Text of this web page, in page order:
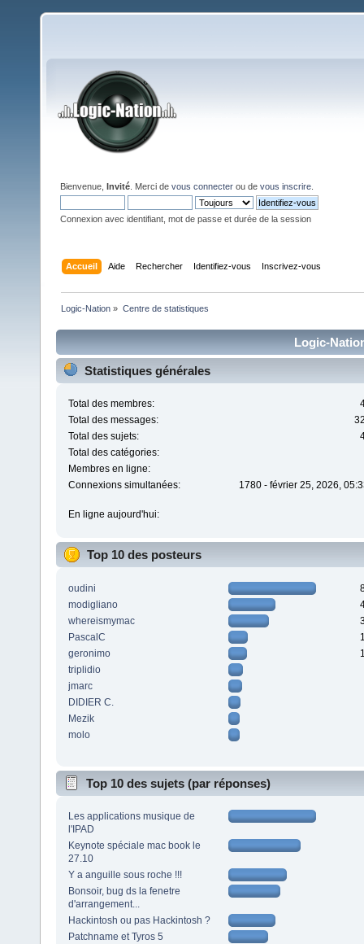
Bienvenue, Invité . Merci de vous connecter ou de vous inscrire
Connexion avec identifiant, mot de passe et durée de la session
Accueil Aide Rechercher Identifiez-vous Inscrivez-vous
Logic-Nation » Centre de statistiques
Logic-
Statistiques générales
Total des membres:
Total des messages:
Total des sujets:
Total des catégories:
Membres en ligne:
Connexions simultanées:
1780 - février 25, 2026,
En ligne aujourd'hui:
Top 10 des posteurs
oudini
modigliano
whereismymac
PascalC
geronimo
triplidio
jmarc
DIDIER C.
Mezik
molo
Top 10 des sujets (par réponses)
Les applications musique de
l'IPAD
Keynote spéciale mac book le
27.10
Y a anguille sous roche !!!
Bonsoir, bug ds la fenetre
d'arrangement...
Hackintosh ou pas Hackintosh ?
Patchname et Tyros 5